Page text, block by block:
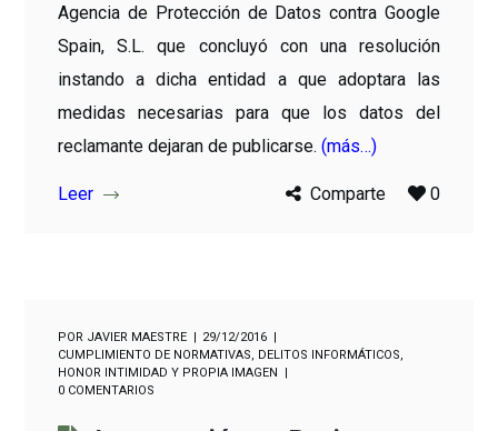
Agencia de Protección de Datos contra Google
Spain, S.L. que concluyó con una resolución
instando a dicha entidad a que adoptara las
medidas necesarias para que los datos del
reclamante dejaran de publicarse.(más…)
Leer Comparte 0
POR JAVIER MAESTRE
29/12/2016
CUMPLIMIENTO DE NORMATIVAS, DELITOS INFORMÁTICOS,
HONOR INTIMIDAD Y PROPIA IMAGEN
0 COMENTARIOS